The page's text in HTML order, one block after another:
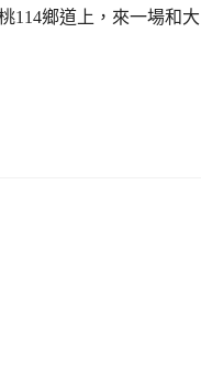
114鄉道上，來一場和